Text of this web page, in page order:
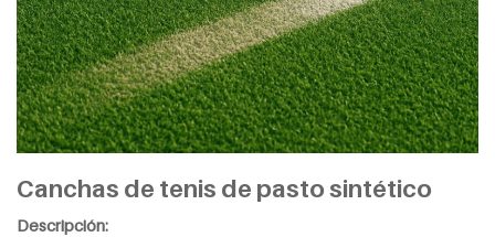
Canchas de tenis de pasto sintético
Descripción: